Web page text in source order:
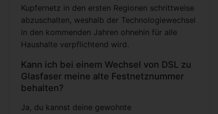
Kupfernetz in den ersten Regionen schrittweise
abzuschalten, weshalb der Technologiewechsel
in den kommenden Jahren ohnehin für alle
Haushalte verpflichtend wird.
Kann ich bei einem Wechsel von DSL zu
Glasfaser meine alte Festnetznummer
behalten?
Ja, du kannst deine gewohnte